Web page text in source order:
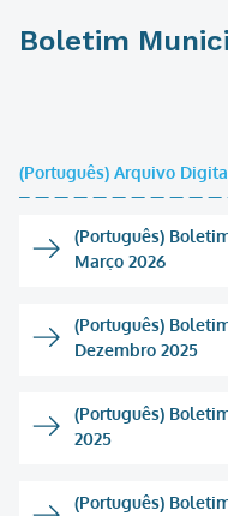
Boletim
(Português) Arquivo
(Português)
Março 2026
(Português)
Dezembro 2025
(Português)
2025
(Português)